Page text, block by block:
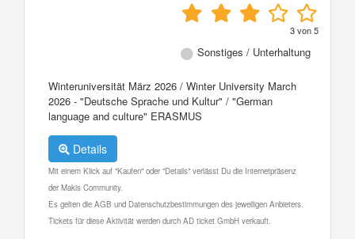
3von5
Sonstiges / Unterhaltung
Winteruniversität März 2026 / Winter University March
2026 - "Deutsche Sprache und Kultur" / "German
language and culture" ERASMUS
Details
Mit einem Klick auf "Kaufen" oder "Details" verlässt Du die Internetpräsenz
der Makis Community.
Es gelten die AGB und Datenschutzbestimmungen des jeweiligen Anbieters.
Tickets für diese Aktivität werden durch AD ticket GmbH verkauft.